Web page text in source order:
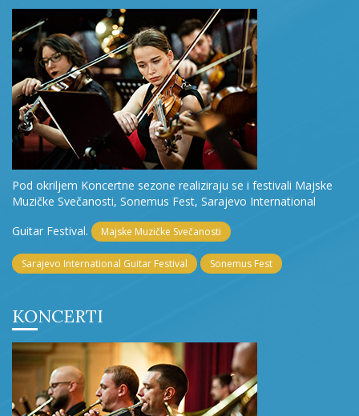
Pod okriljem Koncertne sezone realiziraju se i festivali Majske
Muzičke Svečanosti, Sonemus Fest, Sarajevo International
Guitar Festival.
Majske Muzičke Svečanosti
Sarajevo International Guitar Festival Sonemus Fest
KONCERTI